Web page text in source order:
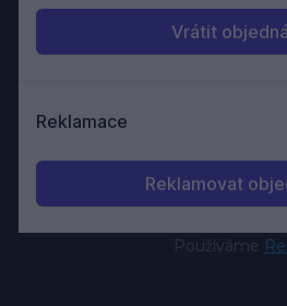
Používáme